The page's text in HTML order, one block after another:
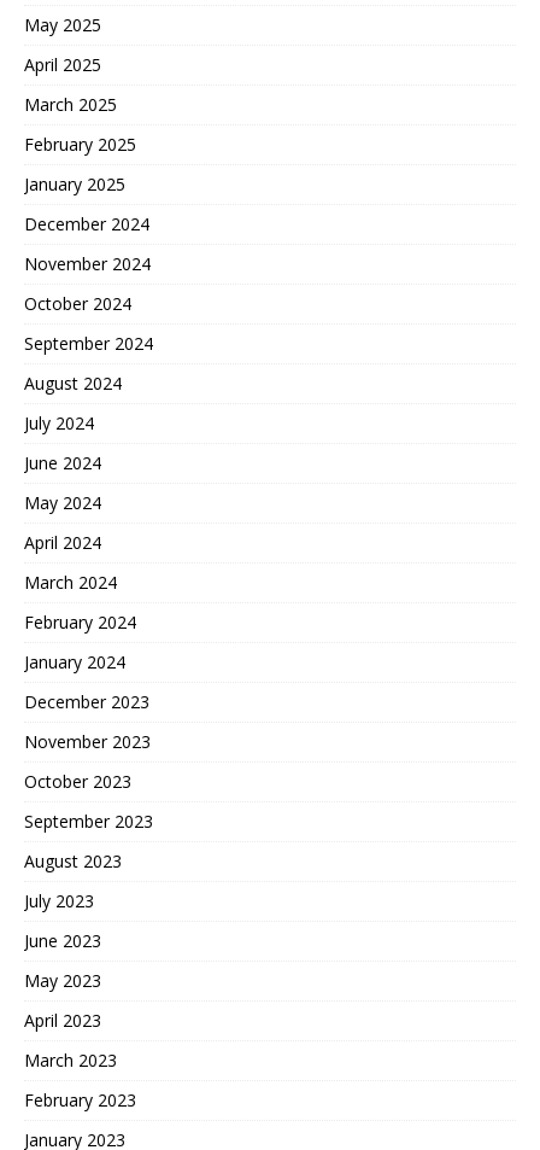
May 2025
April 2025
March 2025
February 2025
January 2025
December 2024
November 2024
October 2024
September 2024
August 2024
July 2024
June 2024
May 2024
April 2024
March 2024
February 2024
January 2024
December 2023
November 2023
October 2023
September 2023
August 2023
July 2023
June 2023
May 2023
April 2023
March 2023
February 2023
January 2023